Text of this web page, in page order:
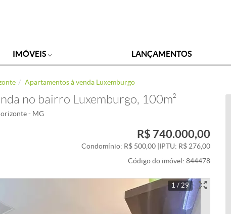
IMÓVEIS LANÇAMENTOS
Apartamentos à venda Luxemburgo
no bairro Luxemburgo, 100m²
- MG
R$ 740.000,00
Condomínio: R$ 500,00 IPTU: R$ 276,00
Código do imóvel: 844478
1 / 29